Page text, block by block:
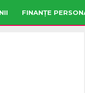
FINANȚE